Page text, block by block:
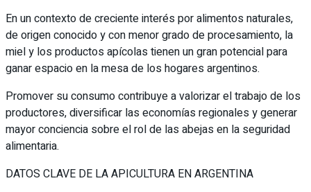
En un contexto de creciente interés por alimentos naturales,
de origen conocido y con menor grado de procesamiento, la
miel y los productos apícolas tienen un gran potencial para
ganar espacio en la mesa de los hogares argentinos.
Promover su consumo contribuye a valorizar el trabajo de los
productores, diversificar las economías regionales y generar
mayor conciencia sobre el rol de las abejas en la seguridad
alimentaria.
DATOS CLAVE DE LA APICULTURA EN ARGENTINA